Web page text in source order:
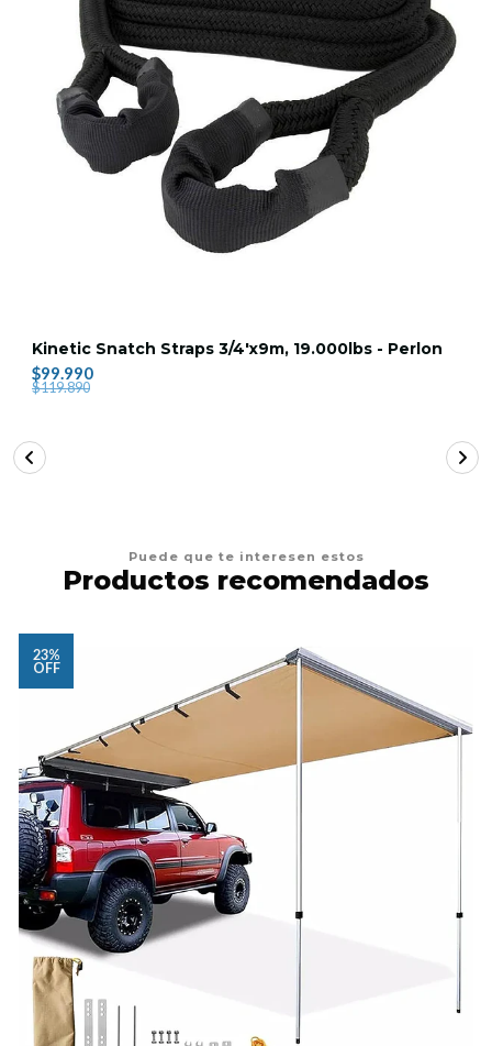
Kinetic Snatch Straps 3/4'x9m, 19.000lbs - Perlon
$99.990
$119.890
Puede que te interesen estos
Productos recomendados
23%
OFF